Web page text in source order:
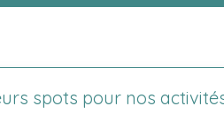
spots pour nos